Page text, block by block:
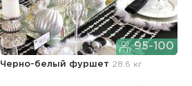
95-100
Черно-белый фуршет 28.6 кг